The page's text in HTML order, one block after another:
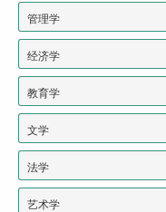
管理学
经济学
教育学
文学
法学
艺术学